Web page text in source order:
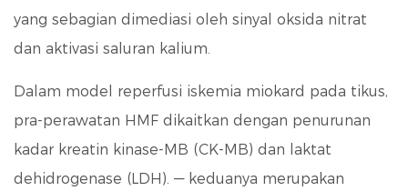
yang sebagian dimediasi oleh sinyal oksida nitrat
dan aktivasi saluran kalium.
Dalam model reperfusi iskemia miokard pada tikus,
pra-perawatan HMF dikaitkan dengan penurunan
kadar kreatin kinase-MB (CK-MB) dan laktat
dehidrogenase (LDH). — keduanya merupakan